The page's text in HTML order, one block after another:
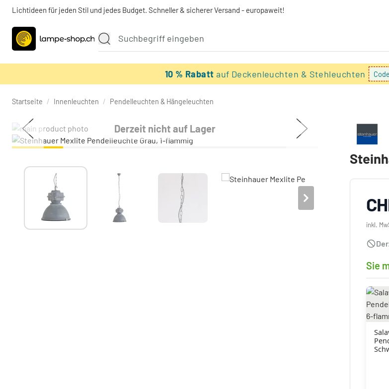
Lichtideen für jeden Stil und jedes Budget. Schneller & sicherer Versand - europaweit!
10 % Rabattauf Deckenleuchten & Stehleuchten
Startseite / Innenleuchten / Pendelleuchten & Hängeleuchten
Derzeit nicht auf Lager
inkl.
Sie